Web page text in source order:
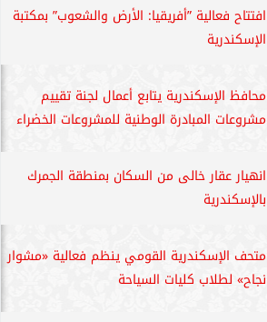
افتتاح فعالية ”أفريقيا: الأرض والشعوب” بمكتبة
الإسكندرية
محافظ الإسكندرية يتابع أعمال لجنة تقييم
مشروعات المبادرة الوطنية للمشروعات الخضراء
انهيار عقار خالى من السكان بمنطقة الجمرك
بالإسكندرية
متحف الإسكندرية القومي ينظم فعالية «مشوار
نجاح» لطلاب كليات السياحة